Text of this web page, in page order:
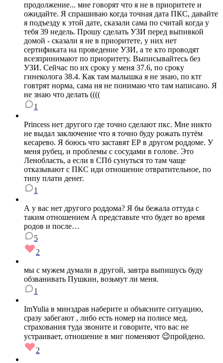
продолжение... мне говорят что я не в приоритете и
ожидайте. Я спрашиваю когда точная дата ПКС, давайте
я подъезду к этой дате, сказали сама по считай когда у
тебя 39 недель. Прошу сделать УЗИ перед выпивкой
домой - сказали я не в приоритете, у них нет
сертификата на проведение УЗИ, а те кто проводят
всезпринимают по приоритету. Выписывайтесь без
УЗИ. Сейчас по их сроку у меня 37.6, по сроку
гинеколога 38.4. Как там малышка я не знаю, по ктг
говтрят норма, сама ня не понимаю что там написано. Я
не знаю что делать ((((
1
Princess нет другого где точно сделают пкс. Мне никто
не выдал заключение что я точно буду рожать путём
кесарево. Я боюсь что заставят ЕР в другом роддоме. У
меня рубец, и проблемы с сосудами в голове. Это
Ленобласть, а если в СПб сунуться то там чаще
отказывают с ПКС иди отношение отвратительное, по
типу плати денег.
1
А у вас нет другого роддома? Я бы бежала оттуда с
таким отношением А представьте что будет во время
родов и после…
5
2
мы с мужем думали в другой, завтра выпишусь буду
обзванивать Пушкин, возьмут ли меня.
1
ImYulia в минздрав наберите и объясните ситуацию,
сразу забегают , либо есть номер на полисе мед.
страхования туда звоните и говорите, что вас не
устраивает, отношение в миг поменяют 😉пройдено.
2